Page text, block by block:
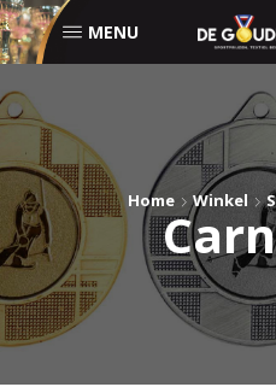
MENU
Home Winkel